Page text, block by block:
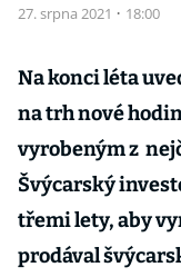
27. srpna 2021 · 18:00
Na konci léta
na trh nové
vyrobeným z
Švýcarský
třemi lety, aby
prodával